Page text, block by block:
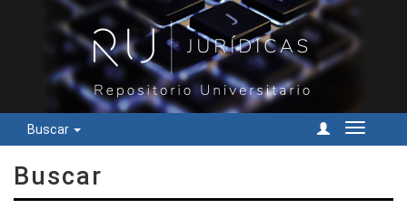
Buscar
Cambiar
Buscar